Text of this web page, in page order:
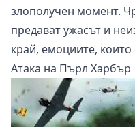
злополучен момент.
предават ужасът и
край, емоциите,
Атака на Пърл Харбър